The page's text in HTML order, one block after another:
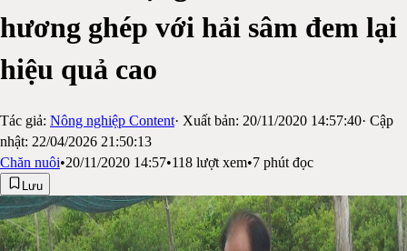
hương ghép với hải sâm đem lại
hiệu quả cao
Tác giả: Nông nghiệp Content· Xuất bản: 20/11/2020 14:57:40· Cập
nhật: 22/04/2026 21:50:13
Chăn nuôi•20/11/2020 14:57•118 lượt xem•7 phút đọc
Lưu